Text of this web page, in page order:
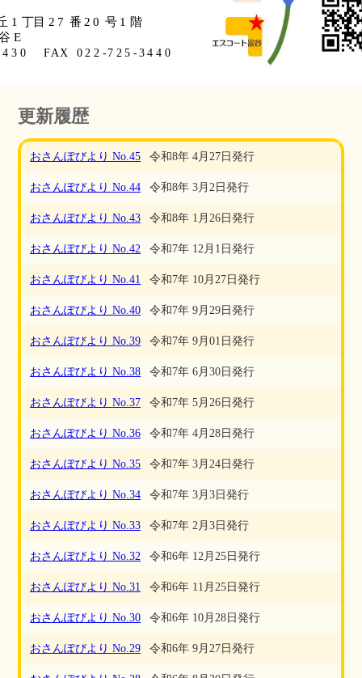
更新履歴
おさんぽびより No.45 令和8年 4月27日発行
おさんぽびより No.44 令和8年 3月2日発行
おさんぽびより No.43 令和8年 1月26日発行
おさんぽびより No.42 令和7年 12月1日発行
おさんぽびより No.41 令和7年 10月27日発行
おさんぽびより No.40 令和7年 9月29日発行
おさんぽびより No.39 令和7年 9月01日発行
おさんぽびより No.38 令和7年 6月30日発行
おさんぽびより No.37 令和7年 5月26日発行
おさんぽびより No.36 令和7年 4月28日発行
おさんぽびより No.35 令和7年 3月24日発行
おさんぽびより No.34 令和7年 3月3日発行
おさんぽびより No.33 令和7年 2月3日発行
おさんぽびより No.32 令和6年 12月25日発行
おさんぽびより No.31 令和6年 11月25日発行
おさんぽびより No.30 令和6年 10月28日発行
おさんぽびより No.29 令和6年 9月27日発行